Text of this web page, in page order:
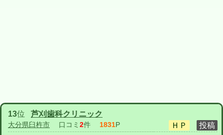
13位 芦刈歯科クリニック
大分県臼杵市 口コミ 2件 1831P